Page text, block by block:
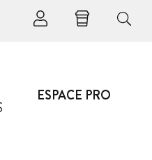
ESPACE PRO